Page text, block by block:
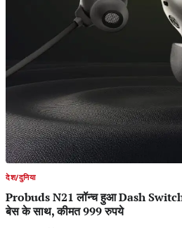
देश/दुनिया
Probuds N21 लॉन्च हुआ Dash
बेस के साथ, कीमत 999 रुपये